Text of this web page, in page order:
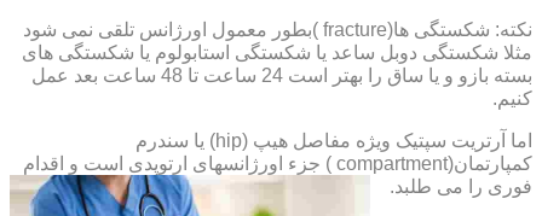
نکته: شکستگی ها(fracture )بطور معمول اورژانس تلقی نمی شود
مثلا شکستگی دوبل ساعد یا شکستگی استابولوم یا شکستگی های
بسته بازو و یا ساق را بهتر است 24 ساعت تا 48 ساعت بعد عمل
کنیم.
اما آرتریت سپتیک ویژه مفاصل هیپ (hip) یا سندرم
کمپارتمان(compartment ) جزء اورژانسهای ارتوپدی است و اقدام
فوری را می طلبد.